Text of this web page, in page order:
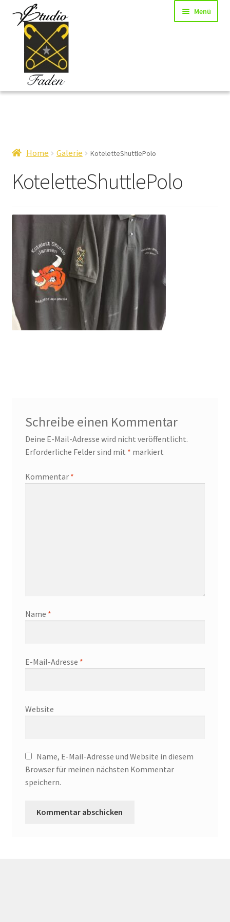
Navigation
springen
Zum
Inhalt
springen
Menü
Anfrage-Formular
Galerie
Impressum
Laserartikel
Home Galerie KoteletteShuttlePolo
KoteletteShuttlePolo
Schreibe einen Kommentar
Deine E-Mail-Adresse wird nicht veröffentlicht.
Erforderliche Felder sind mit * markiert
Kommentar *
Name *
E-Mail-Adresse *
Website
Name, E-Mail-Adresse und Website in diesem
Browser für meinen nächsten Kommentar
speichern.